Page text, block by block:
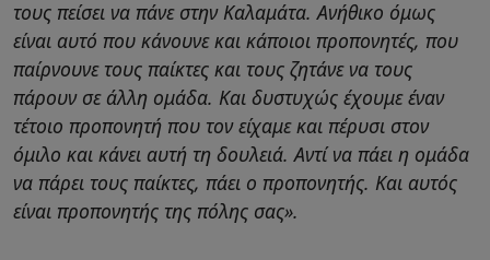
τους πείσει να πάνε στην Καλαμάτα. Ανήθικο όμως
είναι αυτό που κάνουνε και κάποιοι προπονητές, που
παίρνουνε τους παίκτες και τους ζητάνε να τους
πάρουν σε άλλη ομάδα. Και δυστυχώς έχουμε έναν
τέτοιο προπονητή που τον είχαμε και πέρυσι στον
όμιλο και κάνει αυτή τη δουλειά. Αντί να πάει η ομάδα
να πάρει τους παίκτες, πάει ο προπονητής. Και αυτός
είναι προπονητής της πόλης σας».